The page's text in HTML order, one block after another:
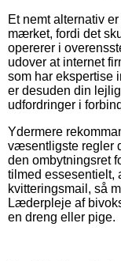
Et nemt alternativ
mærket, fordi det
opererer i
udover at internet
som har ekspertise
er desuden din
udfordringer i
Ydermere
væsentligste regler
den ombytningsret
tilmed essesentielt,
kvitteringsmail, så
Læderpleje af
en dreng eller pige.